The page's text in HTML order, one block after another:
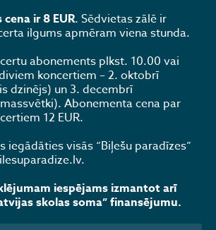
ir 8 EUR. Sēdvietas zālē ir
ilgums apmēram viena stunda.
abonements plkst. 10.00 vai
koncertiem – 2. oktobrī
dzinējs) un 3. decembrī
Abonementa cena par
12 EUR.
iegādāties visās “Biļešu paradīzes”
iespējams izmantot arī
skolas soma” finansējumu.